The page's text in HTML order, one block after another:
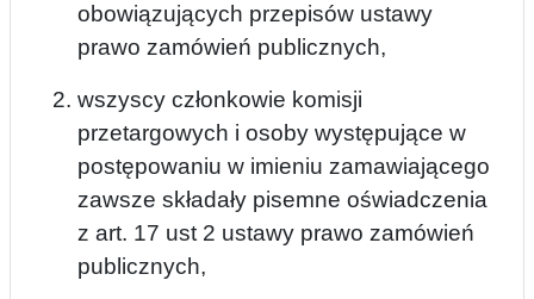
obowiązujących przepisów ustawy
prawo zamówień publicznych,
wszyscy członkowie komisji
przetargowych i osoby występujące w
postępowaniu w imieniu zamawiającego
zawsze składały pisemne oświadczenia
z art. 17 ust 2 ustawy prawo zamówień
publicznych,